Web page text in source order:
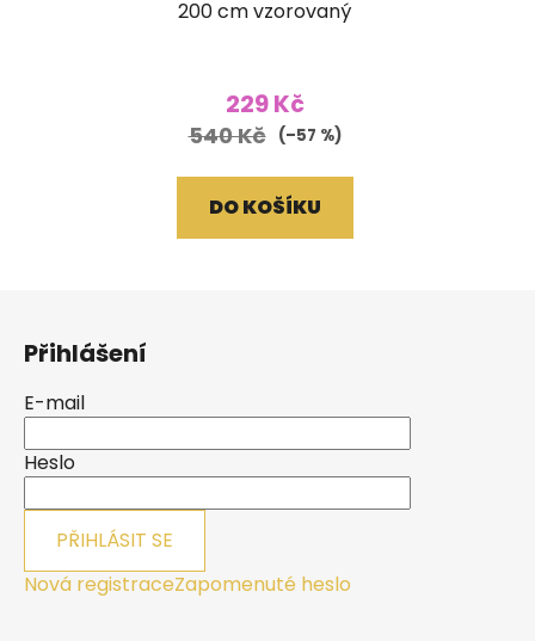
200 cm vzorovaný
229 Kč
540 Kč (–57 %)
DO KOŠÍKU
Přihlášení
E-mail
Heslo
PŘIHLÁSIT SE
Nová registraceZapomenuté heslo